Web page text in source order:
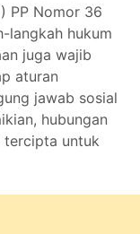
PP Nomor 36
langkah hukum
juga wajib
aturan
jawab sosial
hubungan
tercipta untuk